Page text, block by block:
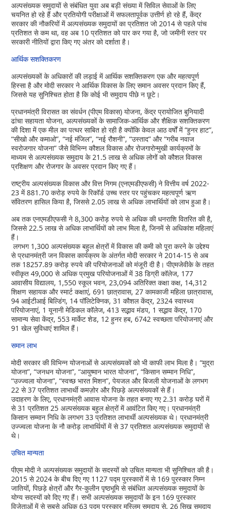
अल्पसंख्यक समुदायों से संबंधित युवा अब बड़ी संख्या में सिविल सेवाओं के लिए
चयनित हो रहे हैं और प्रतियोगी परीक्षाओं में सफलतापूर्वक उत्तीर्ण हो रहे हैं, केंद्र
सरकार की नौकरियों में अल्पसंख्यक समुदायों का प्रतिशत जो 2014 से पहले पांच
प्रतिशत से कम था, वह अब 10 प्रतिशत को पार कर गया है, जो जमीनी स्तर पर
सरकारी नीतियों द्वारा किए गए अंतर को दर्शाता है।
आर्थिक सशक्तिकरण
अल्पसंख्यकों के अधिकारों की लड़ाई में आर्थिक सशक्तिकरण एक और महत्वपूर्ण
हिस्सा है और मोदी सरकार ने आर्थिक विकास के लिए समान अवसर प्रदान किए हैं,
जिससे यह सुनिश्चित होता है कि कोई भी समुदाय पीछे न छूटे।
प्रधानमंत्री विरासत का संवर्धन (पीएम विकास) योजना, केंद्र प्रायोजित बुनियादी
ढांचा सहायता योजना, अल्पसंख्यकों के सामाजिक-आर्थिक और शैक्षिक सशक्तिकरण
की दिशा में एक मील का पत्थर साबित हो रही है क्योंकि केवल आठ वर्षों में “हुनर हाट”,
“सीखो और कमाओ”, “नई मंजिल”, “नई रौशनी”, “उस्ताद” और “गरीब नवाज
स्वरोजगार योजना” जैसे विभिन्न कौशल विकास और रोजगारोन्मुखी कार्यक्रमों के
माध्यम से अल्पसंख्यक समुदाय के 21.5 लाख से अधिक लोगों को कौशल विकास
प्रशिक्षण और रोजगार के अवसर प्रदान किए गए हैं।
राष्ट्रीय अल्पसंख्यक विकास और वित्त निगम (एनएमडीएफसी) ने वित्तीय वर्ष 2022-
23 में 881.70 करोड़ रुपये के रिकॉर्ड उच्च स्तर पर पहुंचकर महत्वपूर्ण ऋण
संवितरण हासिल किया है, जिससे 2.05 लाख से अधिक लाभार्थियों को लाभ हुआ है।
अब तक एनएमडीएफसी ने 8,300 करोड़ रुपये से अधिक की धनराशि वितरित की है,
जिससे 22.5 लाख से अधिक लाभार्थियों को लाभ मिला है, जिनमें से अधिकांश महिलाएं
हैं।
लगभग 1,300 अल्पसंख्यक बहुल क्षेत्रों में विकास की कमी को पूरा करने के उद्देश्य
से प्रधानमंत्री जन विकास कार्यक्रम के अंतर्गत मोदी सरकार ने 2014-15 से अब
तक 18257.89 करोड़ रुपये की परियोजनाओं को मंजूरी दी है। पीएमजेवीके के तहत
स्वीकृत 49,000 से अधिक प्रमुख परियोजनाओं में 38 डिग्री कॉलेज, 177
आवासीय विद्यालय, 1,550 स्कूल भवन, 23,094 अतिरिक्त कक्षा कक्ष, 14,312
शिक्षण सहायक और स्मार्ट कक्षाएं, 691 छात्रावास, 27 कामकाजी महिला छात्रावास,
94 आईटीआई बिल्डिंग, 14 पॉलिटेक्निक, 31 कौशल केंद्र, 2324 स्वास्थ्य
परियोजनाएं, 1 यूनानी मेडिकल कॉलेज, 413 सद्भाव मंडप, 1 सद्भाव केंद्र, 170
सामान्य सेवा केंद्र, 553 मार्केट शेड, 12 हुनर ​​हब, 6742 स्वच्छता परियोजनाएं और
91 खेल सुविधाएं शामिल हैं।
समान लाभ
मोदी सरकार की विभिन्न योजनाओं से अल्पसंख्यकों को भी काफी लाभ मिला है। “मुद्रा
योजना”, “जनधन योजना”, “आयुष्मान भारत योजना”, “किसान सम्मान निधि”,
“उज्ज्वला योजना”, “स्वच्छ भारत मिशन”, पेयजल और बिजली योजनाओं के लगभग
22 से 37 प्रतिशत लाभार्थी कमज़ोर और पिछड़े अल्पसंख्यकों से हैं।
उदाहरण के लिए, प्रधानमंत्री आवास योजना के तहत बनाए गए 2.31 करोड़ घरों में
से 31 प्रतिशत 25 अल्पसंख्यक बहुल क्षेत्रों में आवंटित किए गए। प्रधानमंत्री
किसान सम्मान निधि के लगभग 33 प्रतिशत लाभार्थी अल्पसंख्यक थे। प्रधानमंत्री
उज्ज्वला योजना के नौ करोड़ लाभार्थियों में से 37 प्रतिशत अल्पसंख्यक समुदायों से
थे।
उचित मान्यता
पीएम मोदी ने अल्पसंख्यक समुदायों के सदस्यों को उचित मान्यता भी सुनिश्चित की है।
2015 से 2024 के बीच दिए गए 1127 पद्म पुरस्कारों में से 169 पुरस्कार निम्न
जातियों, पिछड़े क्षेत्रों और गैर-कुलीन पृष्ठभूमि से संबंधित अल्पसंख्यक समुदायों के
योग्य सदस्यों को दिए गए हैं। सभी अल्पसंख्यक समुदायों के इन 169 पुरस्कार
विजेताओं में से सबसे अधिक 63 पद्म पुरस्कार मुस्लिम समुदाय से, 26 सिख समुदाय